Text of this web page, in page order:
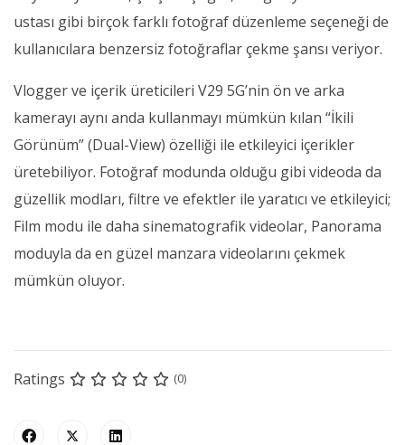
ustası gibi birçok farklı fotoğraf düzenleme seçeneği de
kullanıcılara benzersiz fotoğraflar çekme şansı veriyor.
Vlogger ve içerik üreticileri V29 5G’nin ön ve arka
kamerayı aynı anda kullanmayı mümkün kılan “İkili
Görünüm” (Dual-View) özelliği ile etkileyici içerikler
üretebiliyor. Fotoğraf modunda olduğu gibi videoda da
güzellik modları, filtre ve efektler ile yaratıcı ve etkileyici;
Film modu ile daha sinematografik videolar, Panorama
moduyla da en güzel manzara videolarını çekmek
mümkün oluyor.
Ratings (0)